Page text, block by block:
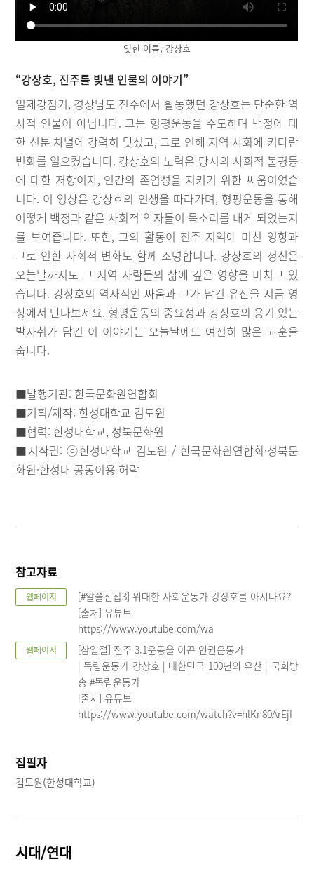
잊힌 이름, 강상호
“강상호, 진주를 빛낸 인물의 이야기”
일제강점기, 경상남도 진주에서 활동했던 강상호는 단순한 역
사적 인물이 아닙니다. 그는 형평운동을 주도하며 백정에 대
한 신분 차별에 강력히 맞섰고, 그로 인해 지역 사회에 커다란
변화를 일으켰습니다. 강상호의 노력은 당시의 사회적 불평등
에 대한 저항이자, 인간의 존엄성을 지키기 위한 싸움이었습
니다. 이 영상은 강상호의 인생을 따라가며, 형평운동을 통해
어떻게 백정과 같은 사회적 약자들이 목소리를 내게 되었는지
를 보여줍니다. 또한, 그의 활동이 진주 지역에 미친 영향과
그로 인한 사회적 변화도 함께 조명합니다. 강상호의 정신은
오늘날까지도 그 지역 사람들의 삶에 깊은 영향을 미치고 있
습니다. 강상호의 역사적인 싸움과 그가 남긴 유산을 지금 영
상에서 만나보세요. 형평운동의 중요성과 강상호의 용기 있는
발자취가 담긴 이 이야기는 오늘날에도 여전히 많은 교훈을
줍니다.
■발행기관: 한국문화원연합회
■기획/제작: 한성대학교 김도원
■협력: 한성대학교, 성북문화원
■저작권: ⓒ한성대학교 김도원 / 한국문화원연합회·성북문
화원·한성대 공동이용 허락
참고자료
웹페이지
[#알쓸신잡3] 위대한 사회운동가 강상호를 아시나요?
[출처] 유튜브
https://www.youtube.com/wa
웹페이지
[삼일절] 진주 3.1운동을 이끈 인권운동가
| 독립운동가 강상호 | 대한민국 100년의 유산 | 국회방
송 #독립운동가
[출처] 유튜브
https://www.youtube.com/watch?v=hlKn80ArEjI
집필자
김도원(한성대학교)
시대/연대